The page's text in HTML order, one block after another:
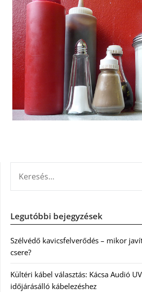
Legutóbbi bejegyzések
Szélvédő kavicsfelverődés – mikor
csere?
Kültéri kábel választás: Kácsa Audió
időjárásálló kábelezéshez